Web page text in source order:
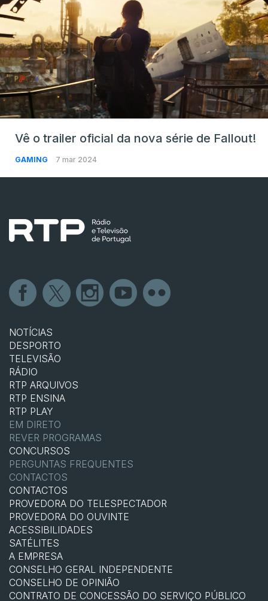
Vê o trailer oficial da nova série de Fallout!
GAMING 7 mar 2024
NOTÍCIAS
DESPORTO
TELEVISÃO
RÁDIO
RTP ARQUIVOS
RTP ENSINA
RTP PLAY
EM DIRETO
REVER PROGRAMAS
CONCURSOS
PERGUNTAS FREQUENTES
CONTACTOS
CONTACTOS
PROVEDORA DO TELESPECTADOR
PROVEDORA DO OUVINTE
ACESSIBILIDADES
SATÉLITES
A EMPRESA
CONSELHO GERAL INDEPENDENTE
CONSELHO DE OPINIÃO
CONTRATO DE CONCESSÃO DO SERVIÇO PÚBLICO